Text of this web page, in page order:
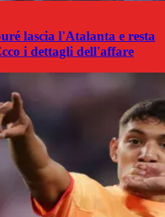
lascia l'Atalanta e resta
i dettagli dell'affare